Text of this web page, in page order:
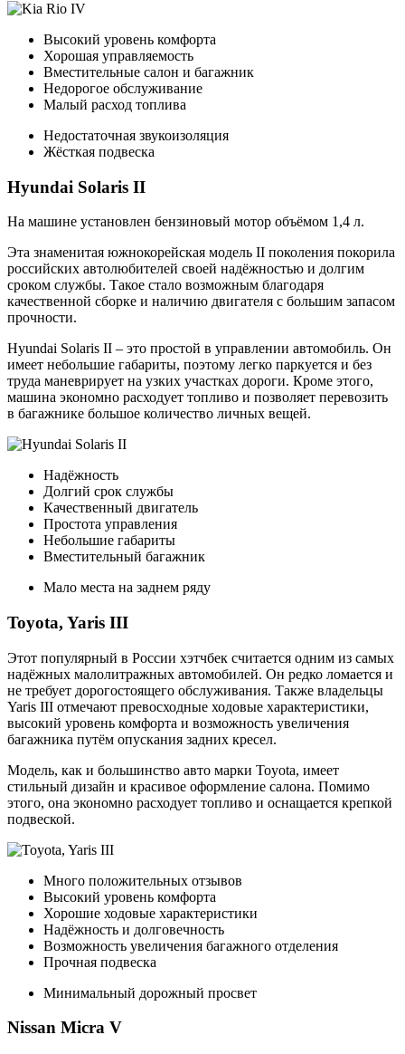
Высокий уровень комфорта
Хорошая управляемость
Вместительные салон и багажник
Недорогое обслуживание
Малый расход топлива
Недостаточная звукоизоляция
Жёсткая подвеска
Hyundai Solaris II
На машине установлен бензиновый мотор объёмом 1,4 л.
Эта знаменитая южнокорейская модель II поколения покорила
российских автолюбителей своей надёжностью и долгим
сроком службы. Такое стало возможным благодаря
качественной сборке и наличию двигателя с большим запасом
прочности.
Hyundai Solaris II – это простой в управлении автомобиль. Он
имеет небольшие габариты, поэтому легко паркуется и без
труда маневрирует на узких участках дороги. Кроме этого,
машина экономно расходует топливо и позволяет перевозить
в багажнике большое количество личных вещей.
Надёжность
Долгий срок службы
Качественный двигатель
Простота управления
Небольшие габариты
Вместительный багажник
Мало места на заднем ряду
Toyota, Yaris III
Этот популярный в России хэтчбек считается одним из самых
надёжных малолитражных автомобилей. Он редко ломается и
не требует дорогостоящего обслуживания. Также владельцы
Yaris III отмечают превосходные ходовые характеристики,
высокий уровень комфорта и возможность увеличения
багажника путём опускания задних кресел.
Модель, как и большинство авто марки Toyota, имеет
стильный дизайн и красивое оформление салона. Помимо
этого, она экономно расходует топливо и оснащается крепкой
подвеской.
Много положительных отзывов
Высокий уровень комфорта
Хорошие ходовые характеристики
Надёжность и долговечность
Возможность увеличения багажного отделения
Прочная подвеска
Минимальный дорожный просвет
Nissan Micra V